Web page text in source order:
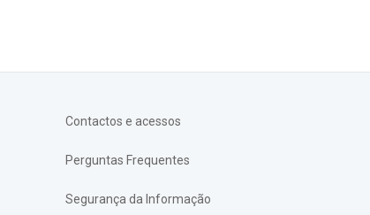
Contactos e acessos
Perguntas Frequentes
Segurança da Informação